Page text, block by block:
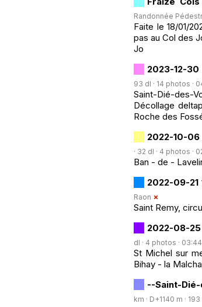
Randonnée
Faite le 18/01/
pas au Col des
Jo
2023-12-30
93 dl · 14 photos ·
Saint-Dié-des-
Décollage
Roche des
2022-10-06
· 32 dl · 4 photos ·
Ban - de -
2022-09-21
Raon
Saint Remy,
2022-08-25
dl · 4 photos · 03:44
St Michel sur
Bihay - la
--Saint-
km · D+1140 m · 193